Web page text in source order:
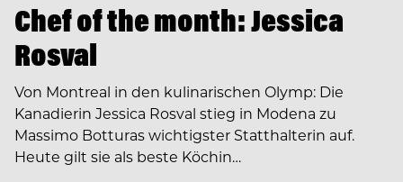
Chef of the month: Jessica
Rosval
Von Montreal in den kulinarischen Olymp: Die
Kanadierin Jessica Rosval stieg in Modena zu
Massimo Botturas wichtigster Statthalterin auf.
Heute gilt sie als beste Köchin…